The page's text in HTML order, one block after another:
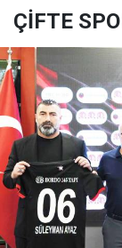
ÇİFTE